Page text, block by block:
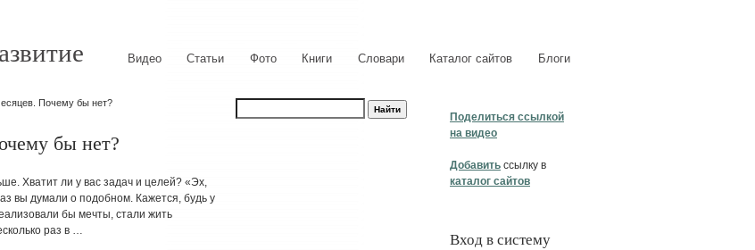
Видео Статьи Фото Книги Словари Каталог сайтов Блоги
Поделиться ссылкой
на видео
Добавить ссылку в
каталог сайтов
Вход в систему
Почему бы нет?
бы нет?
Хватит ли у вас задач и целей? «Эх,
вы думали о подобном. Кажется, будь у
бы мечты, стали жить
раз в …